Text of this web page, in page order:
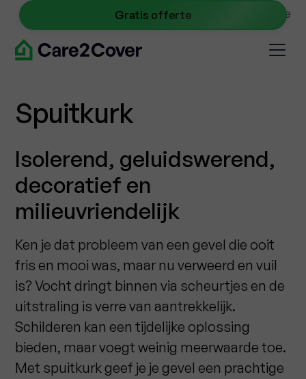
info@care2cover.be
0467 09 40 45
Gratis offerte
Spuitkurk
Isolerend, geluidswerend,
decoratief en
milieuvriendelijk
Ken je dat probleem van een gevel die ooit
fris en mooi was, maar nu verweerd en vuil
is? Vocht dringt binnen via scheurtjes en de
uitstraling is verre van aantrekkelijk.
Schilderen kan een tijdelijke oplossing
bieden, maar voegt weinig meerwaarde toe.
Met spuitkurk geef je je gevel een prachtige